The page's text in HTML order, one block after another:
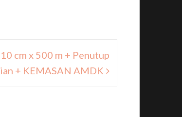
cm x 500 m + Penutup
+ KEMASAN AMDK